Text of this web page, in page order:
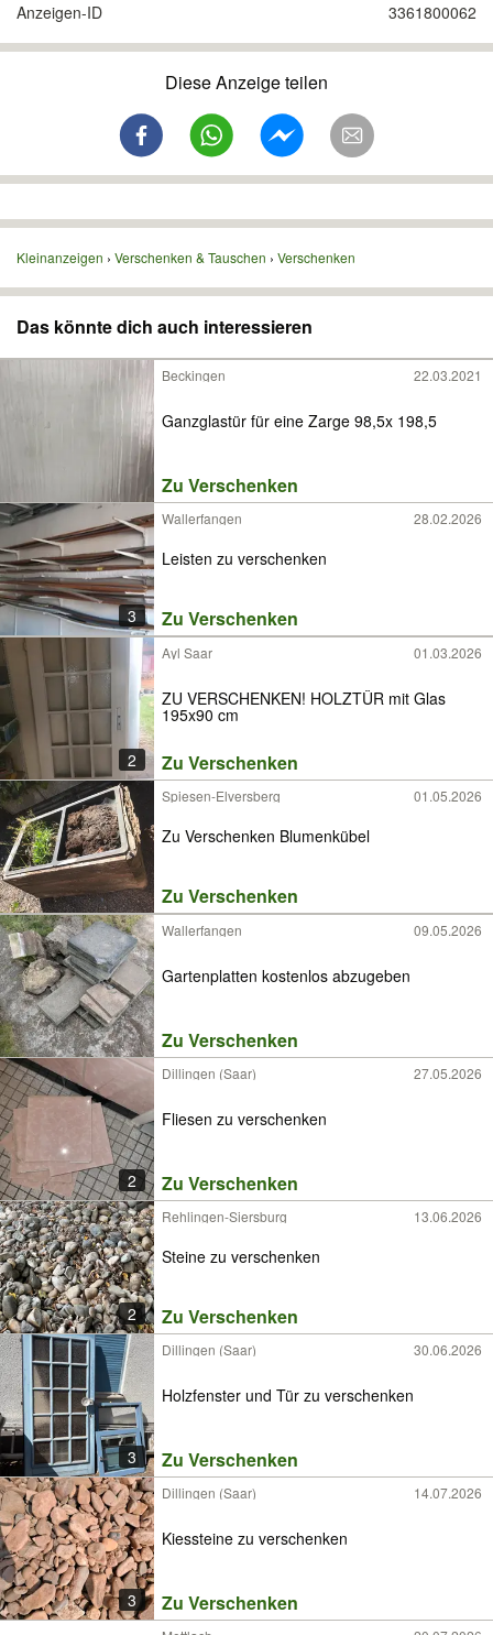
Anzeigen-ID 3361800062
Diese Anzeige teilen
Kleinanzeigen Verschenken & Tauschen Verschenken
Das könnte dich auch interessieren
Beckingen 22.03.2021
Ganzglastür für eine Zarge 98,5x 198,5
Zu Verschenken
3
Wallerfangen 28.02.2026
Leisten zu verschenken
Zu Verschenken
2
Ayl Saar 01.03.2026
ZU VERSCHENKEN! HOLZTÜR mit Glas
195x90 cm
Zu Verschenken
Spiesen-Elversberg 01.05.2026
Zu Verschenken Blumenkübel
Zu Verschenken
Wallerfangen 09.05.2026
Gartenplatten kostenlos abzugeben
Zu Verschenken
2
Dillingen (Saar) 27.05.2026
Fliesen zu verschenken
Zu Verschenken
2
Rehlingen-Siersburg 13.06.2026
Steine zu verschenken
Zu Verschenken
3
Dillingen (Saar) 30.06.2026
Holzfenster und Tür zu verschenken
Zu Verschenken
3
Dillingen (Saar) 14.07.2026
Kiessteine zu verschenken
Zu Verschenken